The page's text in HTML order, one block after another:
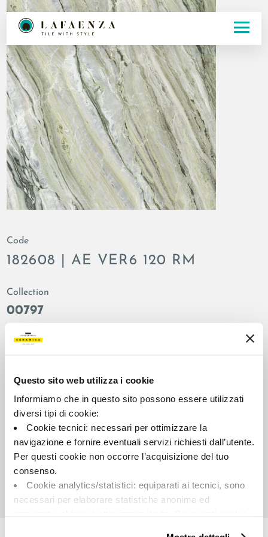
Questo sito web utilizza i cookie
Informiamo che in questo sito possono essere utilizzati
diversi tipi di cookie:
Cookie tecnici: necessari per ottimizzare la
navigazione e fornire eventuali servizi richiesti dall’utente.
Per questi cookie non occorre l’acquisizione del tuo
consenso.
Cookie analytics/statistici: equiparati ai tecnici, sono
necessari per elaborare statistiche anonime ed
Code
182608 | AE VER6 120 RM
Collection
00797
Couleur:
Vert gris
Fond
Format:
120.0x120.0
mat
Stonalisation:
Unité de measure:
MQ
Share: